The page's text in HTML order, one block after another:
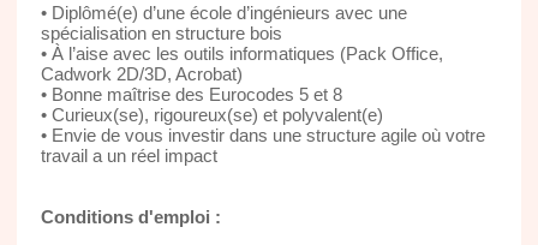
• Diplômé(e) d’une école d’ingénieurs avec une
spécialisation en structure bois
• À l’aise avec les outils informatiques (Pack Office,
Cadwork 2D/3D, Acrobat)
• Bonne maîtrise des Eurocodes 5 et 8
• Curieux(se), rigoureux(se) et polyvalent(e)
• Envie de vous investir dans une structure agile où votre
travail a un réel impact
Conditions d'emploi :